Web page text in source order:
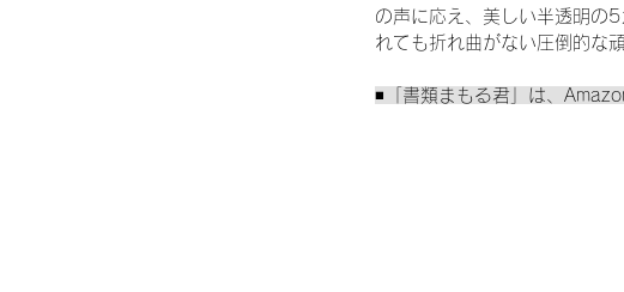
の声に応え、美しい半透明の
れても折れ曲がない圧倒的な
◾️「書類まもる君」は、